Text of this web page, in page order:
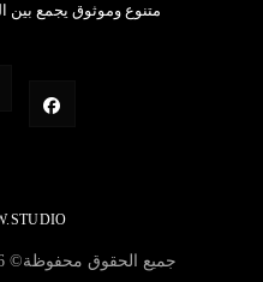
متنوع وموثوق يجمع بين
جميع الحقوق محفوظة©